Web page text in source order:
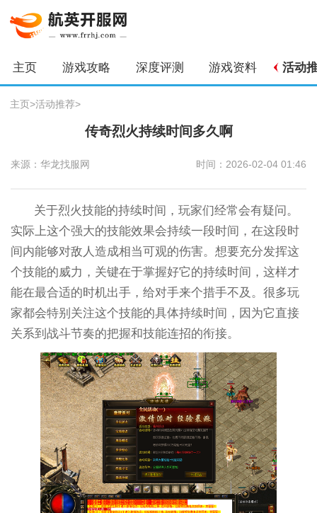
主页 游戏攻略 深度评测 游戏资料 活动
主页>活动推荐>
传奇烈火持续时间多久啊
来源：华龙找服网 时间：2026-02-04 01:46
关于烈火技能的持续时间，玩家们经常会有疑问。
实际上这个强大的技能效果会持续一段时间，在这段时
间内能够对敌人造成相当可观的伤害。想要充分发挥这
个技能的威力，关键在于掌握好它的持续时间，这样才
能在最合适的时机出手，给对手来个措手不及。很多玩
家都会特别关注这个技能的具体持续时间，因为它直接
关系到战斗节奏的把握和技能连招的衔接。